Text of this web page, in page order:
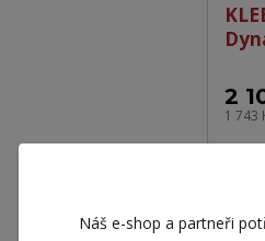
2
1 743
Náš e-shop a partneři